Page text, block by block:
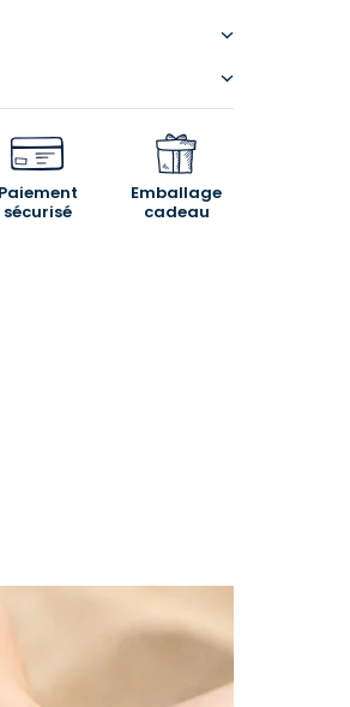
Paiement
sécurisé
Emballage
cadeau